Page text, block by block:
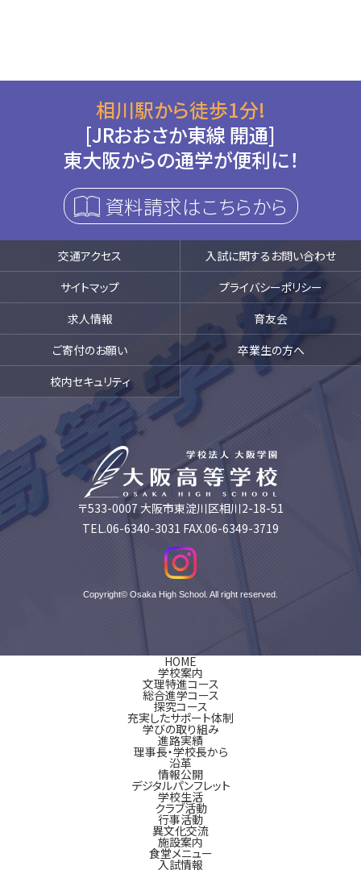
相川駅から徒歩1分!
[JRおおさか東線 開通]
東大阪からの通学が便利に！
資料請求はこちらから
交通アクセス
入試に関するお問い合わせ
サイトマップ
プライバシーポリシー
求人情報
育友会
ご寄付のお願い
卒業生の方へ
校内セキュリティ
〒533-0007 大阪市東淀川区相川2-18-51
TEL.06-6340-3031 FAX.06-6349-3719
Copyright© Osaka High School. All right reserved.
HOME
学校案内
文理特進コース
総合進学コース
探究コース
充実したサポート体制
学びの取り組み
進路実績
理事長・学校長から
沿革
情報公開
デジタルパンフレット
学校生活
クラブ活動
行事活動
異文化交流
施設案内
食堂メニュー
入試情報